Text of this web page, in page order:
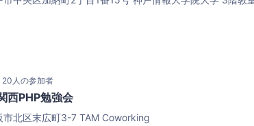
20人の参加者
西PHP勉強会
市北区末広町3-7 TAM Coworking